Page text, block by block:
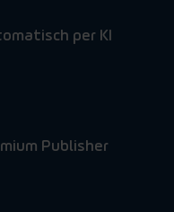
per KI
Publisher